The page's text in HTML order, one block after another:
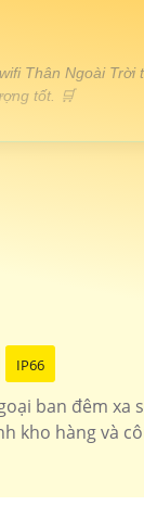
Thân Ngoài Trời
tốt. 🛒
chắc
R100-
IP66
ban đêm xa
kho hàng và